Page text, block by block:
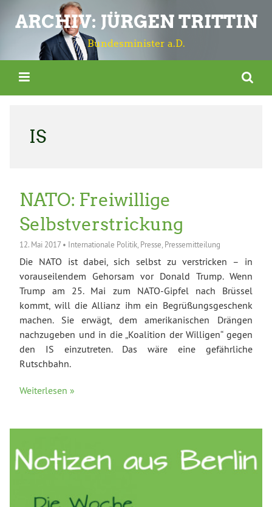
ARCHIV: JÜRGEN TRITTIN
Bundesminister a.D.
IS
NATO: Freiwillige
Selbstverstrickung
12. Mai 2017 • Internationale Politik Presse Pressemitteilung
Die NATO ist dabei, sich selbst zu verstricken – in
vorauseilendem Gehorsam vor Donald Trump. Wenn
Trump am 25. Mai zum NATO-Gipfel nach Brüssel
kommt, will die Allianz ihm ein Begrüßungsgeschenk
machen. Sie erwägt, dem amerikanischen Drängen
nachzugeben und in die „Koalition der Willigen“ gegen
den IS einzutreten. Das wäre eine gefährliche
Rutschbahn.
Weiterlesen »